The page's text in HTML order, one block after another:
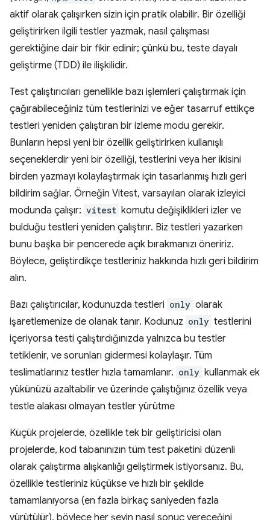
aktif olarak çalışırken sizin için pratik olabilir. Bir özelliği
geliştirirken ilgili testler yazmak, nasıl çalışması
gerektiğine dair bir fikir edinir; çünkü bu, teste dayalı
geliştirme (TDD) ile ilişkilidir.
Test çalıştırıcıları genellikle bazı işlemleri çalıştırmak için
çağırabileceğiniz tüm testlerinizi ve eğer tasarruf ettikçe
testleri yeniden çalıştıran bir izleme modu gerekir.
Bunların hepsi yeni bir özellik geliştirirken kullanışlı
seçeneklerdir yeni bir özelliği, testlerini veya her ikisini
birden yazmayı kolaylaştırmak için tasarlanmış hızlı geri
bildirim sağlar. Örneğin Vitest, varsayılan olarak izleyici
modunda çalışır: vitest komutu değişiklikleri izler ve
bulduğu testleri yeniden çalıştırır. Biz testleri yazarken
bunu başka bir pencerede açık bırakmanızı öneririz.
Böylece, geliştirdikçe testleriniz hakkında hızlı geri bildirim
alın.
Bazı çalıştırıcılar, kodunuzda testleri only olarak
işaretlemenize de olanak tanır. Kodunuz only testlerini
içeriyorsa testi çalıştırdığınızda yalnızca bu testler
tetiklenir, ve sorunları gidermesi kolaylaşır. Tüm
teslimatlarınız testler hızla tamamlanır. only kullanmak ek
yükünüzü azaltabilir ve üzerinde çalıştığınız özellik veya
testle alakası olmayan testler yürütme
Küçük projelerde, özellikle tek bir geliştiricisi olan
projelerde, kod tabanınızın tüm test paketini düzenli
olarak çalıştırma alışkanlığı geliştirmek istiyorsanız. Bu,
özellikle testleriniz küçükse ve hızlı bir şekilde
tamamlanıyorsa (en fazla birkaç saniyeden fazla
yürütülür), böylece her şeyin nasıl sonuç vereceğini